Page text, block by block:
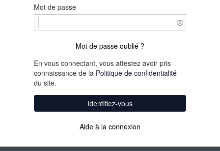
Mot de passe
Mot de passe oublié ?
En vous connectant, vous attestez avoir pris
connaissance de la Politique de confidentialité
du site.
Identifiez-vous
Aide à la connexion